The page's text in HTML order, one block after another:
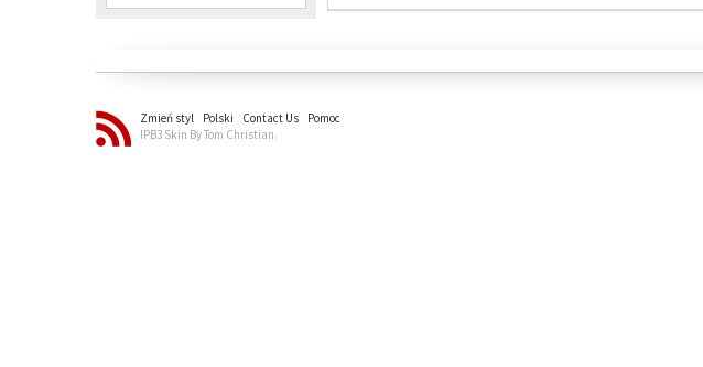
Zmień styl Polski Contact Us
Pomoc
IPB3 Skin By Tom Christian.